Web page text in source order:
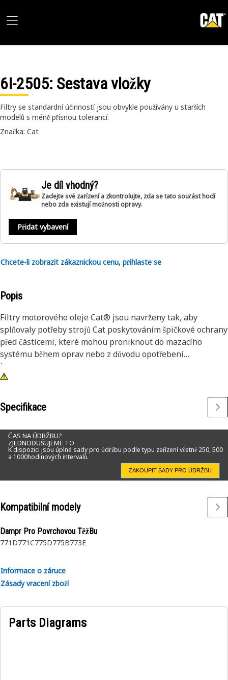
6I-2505: Sestava vložky
Filtry se standardní účinností jsou obvykle používány u starších
modelů s méně přísnou tolerancí.
Značka: Cat
Je díl vhodný?
Zadejte své zařízení a zkontrolujte, zda se tato součást hodí
nebo zda existují možnosti opravy.
Přidat vybavení
Chcete-li zobrazit zákaznickou cenu, přihlaste se
Popis
Filtry motorového oleje Cat® jsou navrženy tak, aby
splňovaly potřeby strojů Cat poskytováním špičkové ochrany
před částicemi, které mohou proniknout do mazacího
systému během oprav nebo z důvodu opotřebení
komponent.
Specifikace
ČAS NA ÚDRŽBU?
ZJEDNODUŠUJEME TO
K dispozici jsou úplné sady pro údržbu podle typu zařízení včetně 250, 500
a 1000hodinových intervalů.
ZAKOUPIT SADY PRO ÚDRŽBU
Kompatibilní modely
Dampr Pro Povrchovou TěžBu
771D771C775D775B773E
Informace o záruce
Zásady vracení zboží
Parts Diagrams